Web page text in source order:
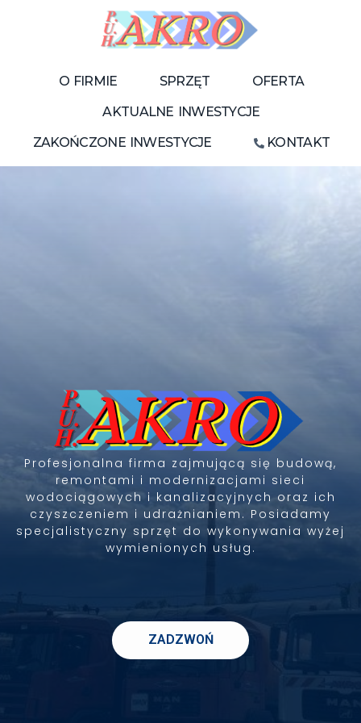
O FIRMIE SPRZĘT
OFERTA
AKTUALNE INWESTYCJE
ZAKOŃCZONE INWESTYCJE
KONTAKT
Profesjonalna firma zajmującą się budową,
remontami i modernizacjami sieci
wodociągowych i kanalizacyjnych oraz ich
czyszczeniem i udrażnianiem. Posiadamy
specjalistyczny sprzęt do wykonywania wyżej
wymienionych usług.
ZADZWOŃ